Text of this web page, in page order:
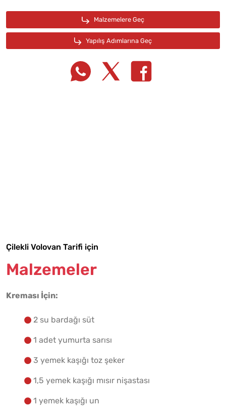
Çilekli Volovan Tarifi için
Malzemeler
Kreması İçin:
2 su bardağı süt
1 adet yumurta sarısı
3 yemek kaşığı toz şeker
1,5 yemek kaşığı mısır nişastası
1 yemek kaşığı un